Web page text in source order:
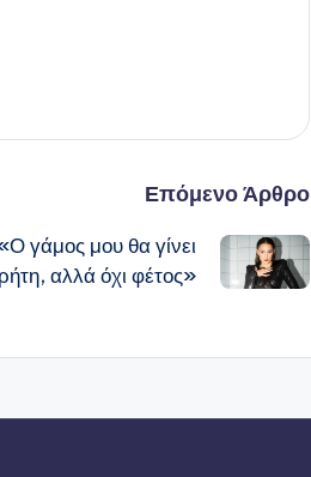
Επόμενο Άρθρο
γάμος μου θα γίνει
αλλά όχι φέτος»